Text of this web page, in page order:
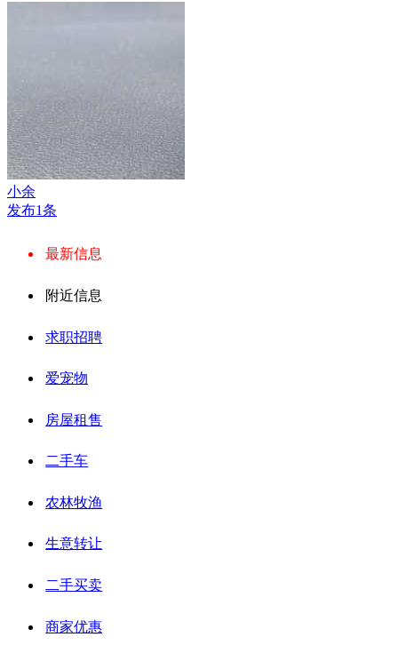
小余
发布1条
最新信息
附近信息
求职招聘
爱宠物
房屋租售
二手车
农林牧渔
生意转让
二手买卖
商家优惠